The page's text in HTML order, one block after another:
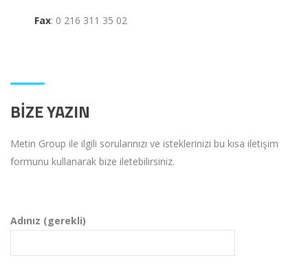
Fax: 0 216 311 35 02
BIZE YAZIN
Metin Group ile ilgili sorularınızı ve isteklerinizi bu kısa iletişim
formunu kullanarak bize iletebilirsiniz.
Adınız (gerekli)